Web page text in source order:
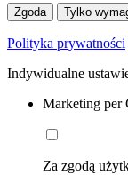
Zgoda Tylko
Polityka prywatności
Indywidualne
Marketing per
Za zgodą